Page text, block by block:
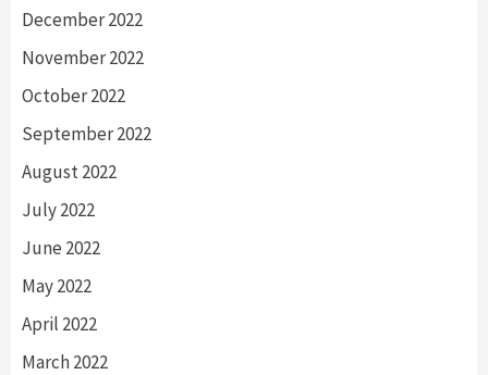
December 2022
November 2022
October 2022
September 2022
August 2022
July 2022
June 2022
May 2022
April 2022
March 2022